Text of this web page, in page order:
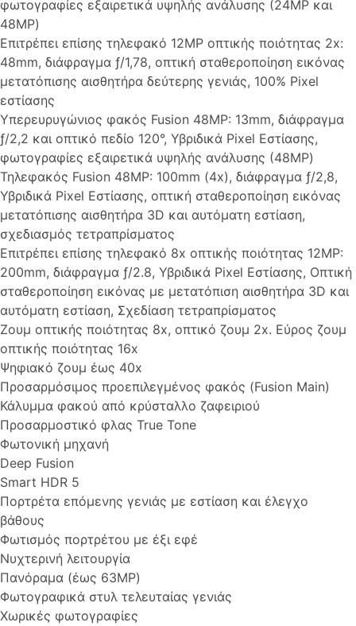
φωτογραφίες εξαιρετικά υψηλής ανάλυσης (24MP και
48MP)
Επιτρέπει επίσης τηλεφακό 12MP οπτικής ποιότητας 2x:
48mm, διάφραγμα ƒ/1,78, οπτική σταθεροποίηση εικόνας
μετατόπισης αισθητήρα δεύτερης γενιάς, 100% Pixel
εστίασης
Υπερευρυγώνιος φακός Fusion 48MP: 13mm, διάφραγμα
ƒ/2,2 και οπτικό πεδίο 120°, Υβριδικά Pixel Εστίασης,
φωτογραφίες εξαιρετικά υψηλής ανάλυσης (48MP)
Τηλεφακός Fusion 48MP: 100mm (4x), διάφραγμα ƒ/2,8,
Υβριδικά Pixel Εστίασης, οπτική σταθεροποίηση εικόνας
μετατόπισης αισθητήρα 3D και αυτόματη εστίαση,
σχεδιασμός τετραπρίσματος
Επιτρέπει επίσης τηλεφακό 8x οπτικής ποιότητας 12MP:
200mm, διάφραγμα ƒ/2.8, Υβριδικά Pixel Εστίασης, Οπτική
σταθεροποίηση εικόνας με μετατόπιση αισθητήρα 3D και
αυτόματη εστίαση, Σχεδίαση τετραπρίσματος
Ζουμ οπτικής ποιότητας 8x, οπτικό ζουμ 2x. Εύρος ζουμ
οπτικής ποιότητας 16x
Ψηφιακό ζουμ έως 40x
Προσαρμόσιμος προεπιλεγμένος φακός (Fusion Main)
Κάλυμμα φακού από κρύσταλλο ζαφειριού
Προσαρμοστικό φλας True Tone
Φωτονική μηχανή
Deep Fusion
Smart HDR 5
Πορτρέτα επόμενης γενιάς με εστίαση και έλεγχο
βάθους
Φωτισμός πορτρέτου με έξι εφέ
Νυχτερινή λειτουργία
Πανόραμα (έως 63MP)
Φωτογραφικά στυλ τελευταίας γενιάς
Χωρικές φωτογραφίες